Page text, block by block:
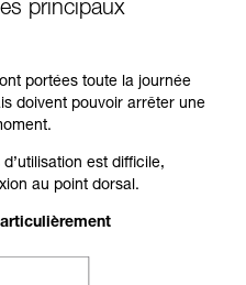
technique pour
nécessite une
spécifique. Validez
votre capacité à refaire
en toute sécurité, avant
de techniques
peut en exister d’autres
principaux
portées toute la journée
doivent pouvoir arrêter une
est difficile,
au point dorsal.